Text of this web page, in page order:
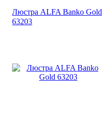
Люстра ALFA Banko Gold
63203